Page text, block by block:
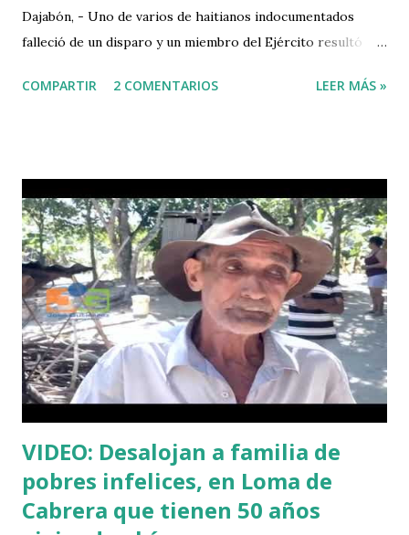
Dajabón, - Uno de varios de haitianos indocumentados
falleció de un disparo y un miembro del Ejército resultó
caravana de haitianos trataron de penetrar a territorio
de sus manos, fue identificado como Pedro Galva, quien
prestaba servicio en el puesto conocido como Libertador,
del sector la Bomba, al sur de la ciudad de Dajabón donde
ocurrió el hecho. De acuerdo a los informes, en el lugar se
produjo una balacera, y los militares tuvieron que ser
reforzados por miembros del décimo batallón, detener el
grupo que intento cruzar la frontera que divide el río
masacre con Juana Méndez. Según se informó la víctima era
el cabecilla guía del grupo, l...
COMPARTIR 2 COMENTARIOS LEER MÁS »
VIDEO: Desalojan a familia de
pobres infelices, en Loma de
Cabrera que tienen 50 años